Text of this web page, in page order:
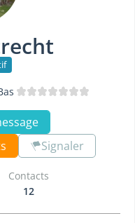
Signaler
Contacts
12